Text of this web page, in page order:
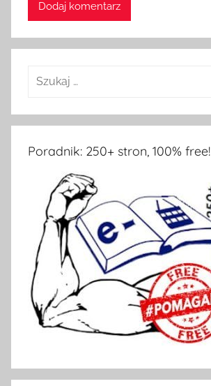
Poradnik: 250+ stron, 100% free!